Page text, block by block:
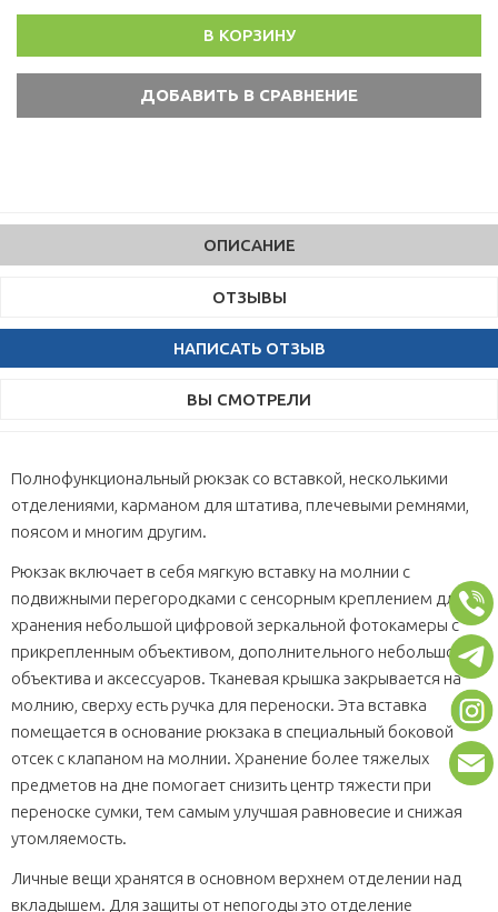
В КОРЗИНУ
ОПИСАНИЕ
ОТЗЫВЫ
НАПИСАТЬ ОТЗЫВ
ВЫ СМОТРЕЛИ
Полнофункциональный рюкзак со вставкой, несколькими
отделениями, карманом для штатива, плечевыми ремнями,
поясом и многим другим.
Рюкзак включает в себя мягкую вставку на молнии с
подвижными перегородками с сенсорным креплением для
хранения небольшой цифровой зеркальной фотокамеры с
прикрепленным объективом, дополнительного небольшого
объектива и аксессуаров. Тканевая крышка закрывается на
молнию, сверху есть ручка для переноски. Эта вставка
помещается в основание рюкзака в специальный боковой
отсек с клапаном на молнии. Хранение более тяжелых
предметов на дне помогает снизить центр тяжести при
переноске сумки, тем самым улучшая равновесие и снижая
утомляемость.
Личные вещи хранятся в основном верхнем отделении над
вкладышем. Для защиты от непогоды это отделение